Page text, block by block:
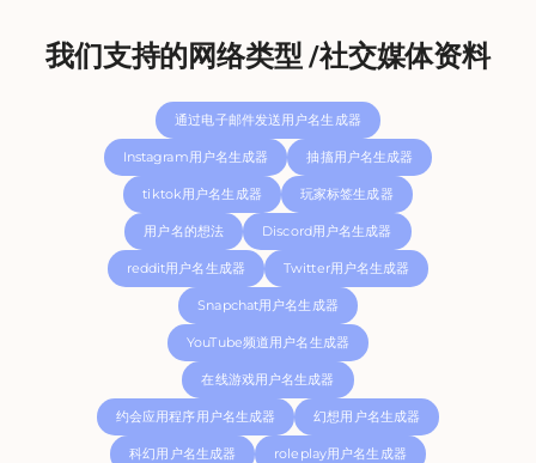
我们支持的网络类型 /社交媒体资料
通过电子邮件发送用户名生成器
Instagram用户名生成器 抽搐用户名生成器
tiktok用户名生成器 玩家标签生成器
用户名的想法 Discord用户名生成器
reddit用户名生成器 Twitter用户名生成器
Snapchat用户名生成器
YouTube频道用户名生成器
在线游戏用户名生成器
约会应用程序用户名生成器 幻想用户名生成器
科幻用户名生成器 roleplay用户名生成器